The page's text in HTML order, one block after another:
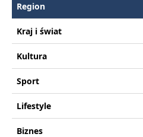
Region
Kraj i świat
Kultura
Sport
Lifestyle
Biznes